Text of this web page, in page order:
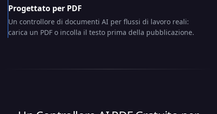
Progettato per PDF
Un controllore di documenti AI per flussi di lavoro reali:
carica un PDF o incolla il testo prima della pubblicazione.